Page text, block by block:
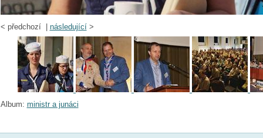
< předchozí | následující>
Album: ministr a junáci